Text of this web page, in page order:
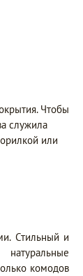
Чтобы
служила
или
Стильный и
комодов